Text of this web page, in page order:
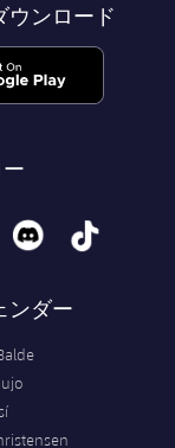
ウンロード
discord tiktok
ンダー